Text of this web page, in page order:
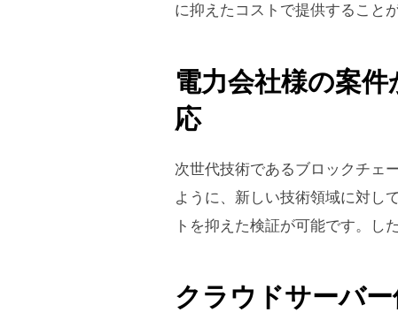
に抑えたコストで提供すること
電力会社様の案
応
次世代技術であるブロックチェ
ように、新しい技術領域に対し
トを抑えた検証が可能です。し
クラウドサーバー